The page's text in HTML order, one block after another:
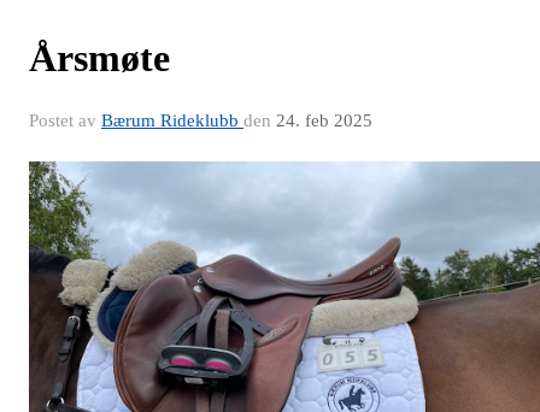
Årsmøte
Postet av Bærum Rideklubb den 24. feb 2025